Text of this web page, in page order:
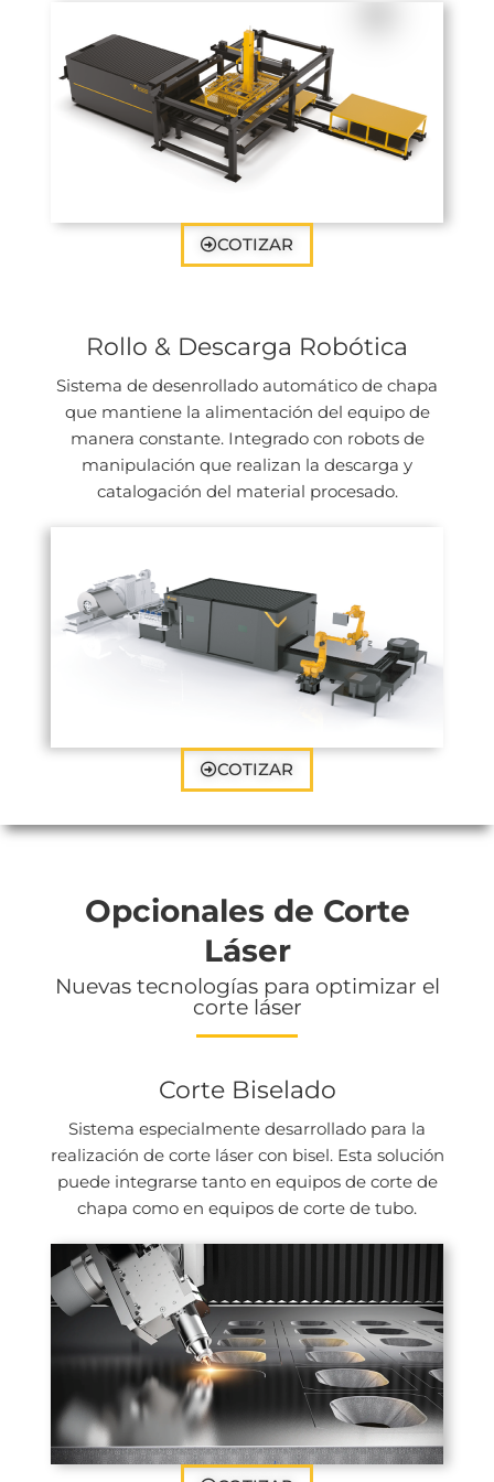
COTIZAR
COTIZAR
Rollo & Descarga Robótica
Sistema de desenrollado automático de chapa
que mantiene la alimentación del equipo de
manera constante. Integrado con robots de
manipulación que realizan la descarga y
catalogación del material procesado.
Opcionales de Corte
Láser
Nuevas tecnologías para optimizar el
corte láser
Corte Biselado
Sistema especialmente desarrollado para la
realización de corte láser con bisel. Esta solución
puede integrarse tanto en equipos de corte de
chapa como en equipos de corte de tubo.